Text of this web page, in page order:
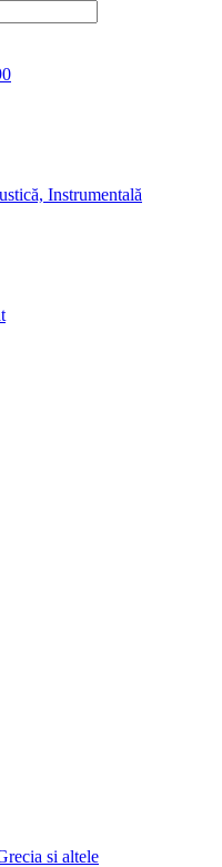
Instrumentală
si altele